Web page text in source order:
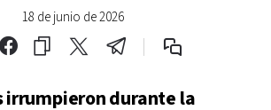
18 de junio de 2026
irrumpieron durante la